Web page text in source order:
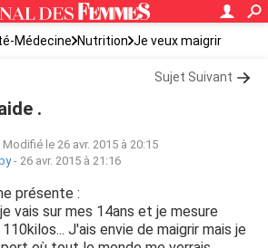
Médecine Nutrition Je veux maigrir
Sujet Suivant
.
Modifié le 26 avr. 2015 à 20:15
- 26 avr. 2015 à 21:16
présente :
vais sur mes 14ans et je mesure
J'ais envie de maigrir mais je